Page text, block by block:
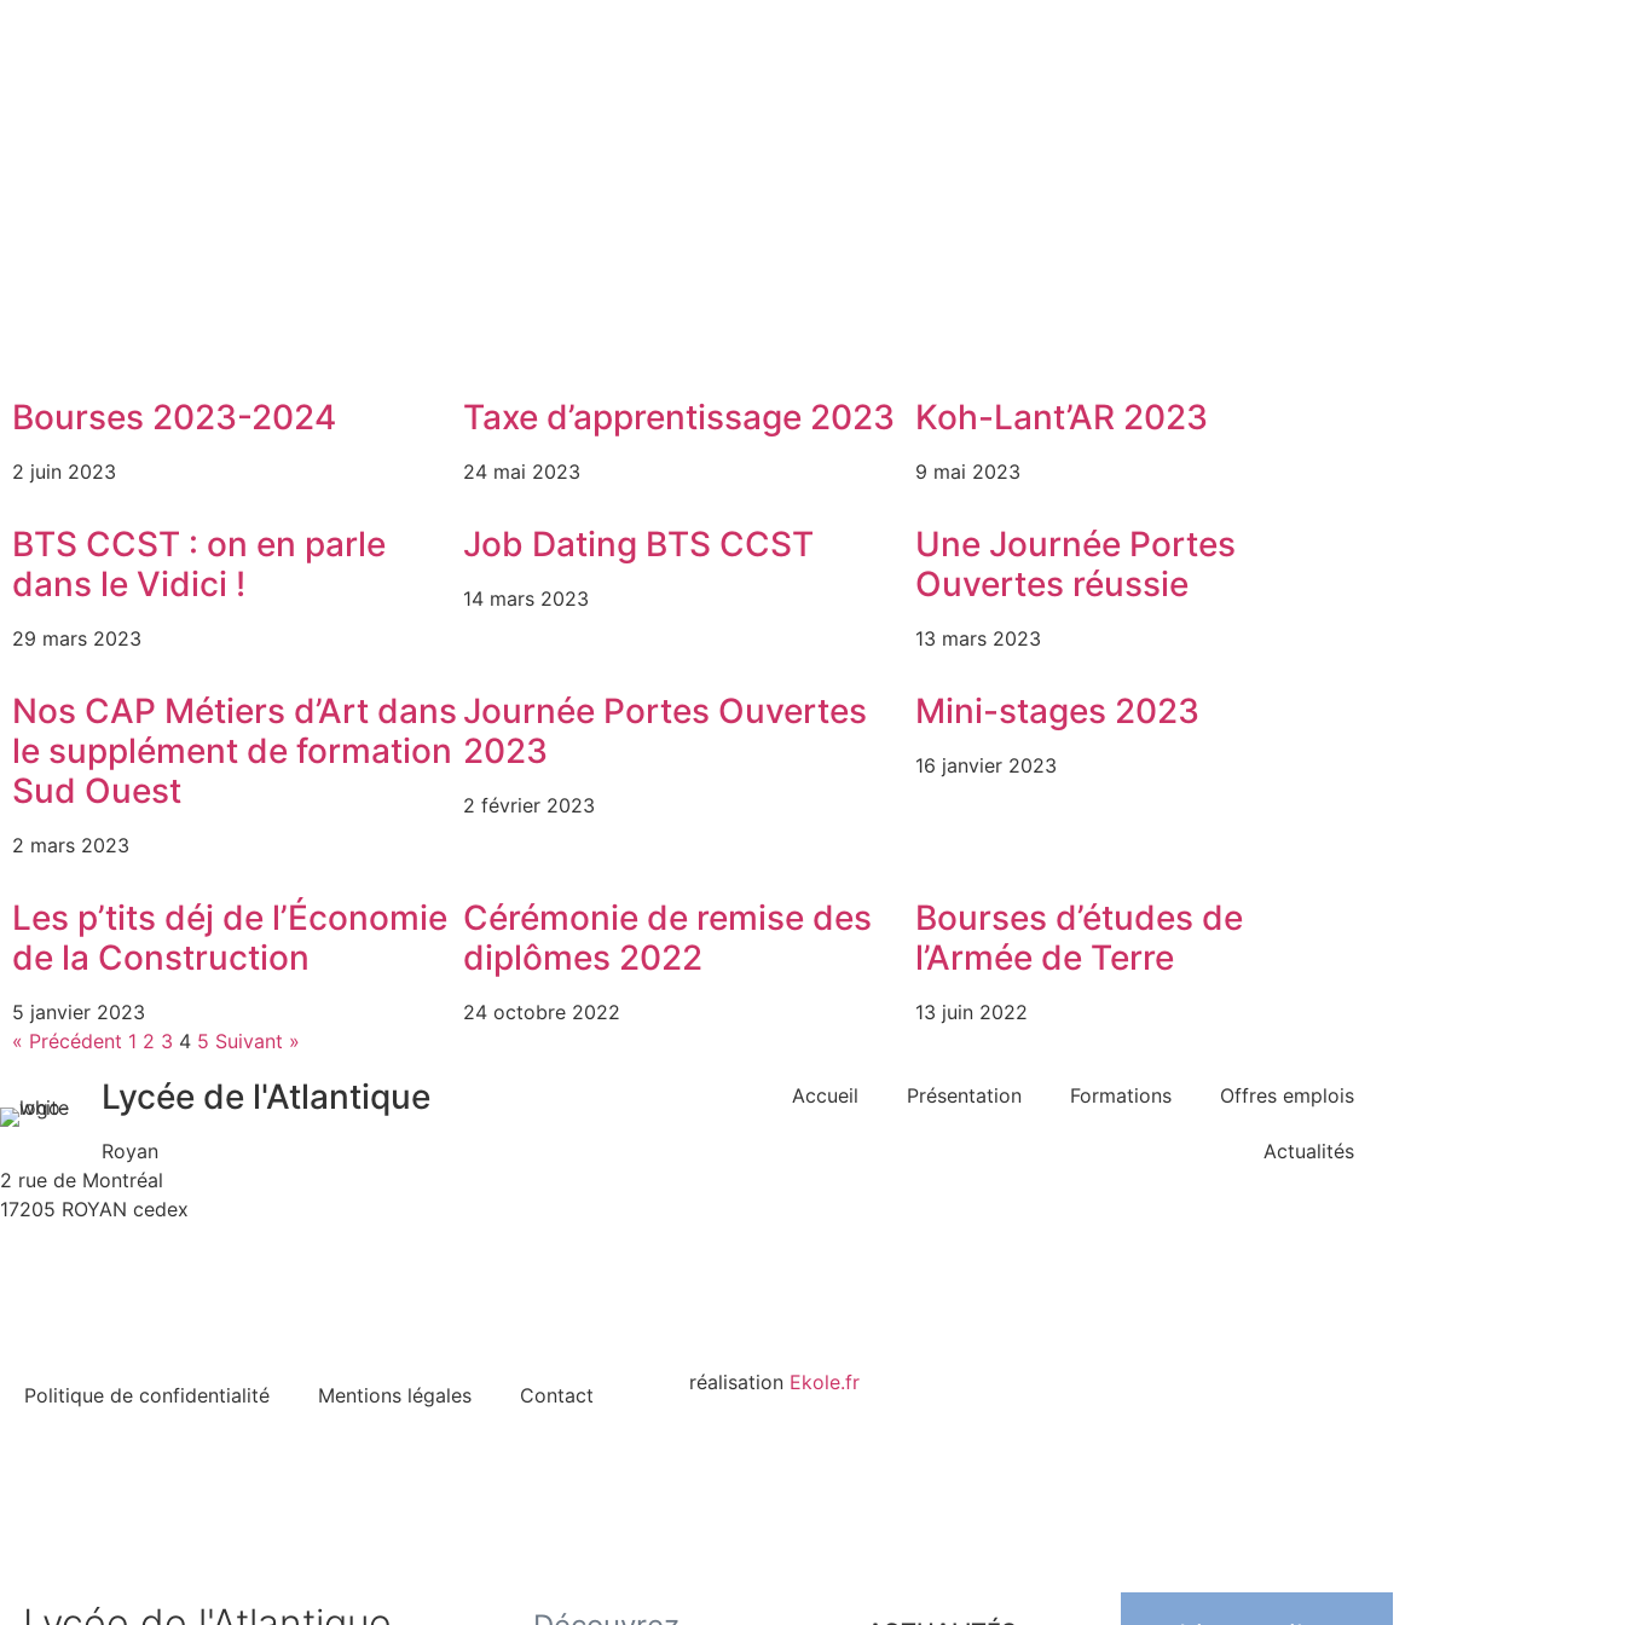
Bourses 2023-2024
2 juin 2023
Taxe d’apprentissage 2023
24 mai 2023
Koh-Lant’AR 2023
9 mai 2023
BTS CCST : on en parle
dans le Vidici !
29 mars 2023
Job Dating BTS CCST
14 mars 2023
Une Journée Portes
Ouvertes réussie
13 mars 2023
Nos CAP Métiers d’Art dans
le supplément de formation
Sud Ouest
2 mars 2023
Journée Portes Ouvertes
2023
2 février 2023
Mini-stages 2023
16 janvier 2023
Les p’tits déj de l’Économie
de la Construction
5 janvier 2023
Cérémonie de remise des
diplômes 2022
24 octobre 2022
Bourses d’études de
l’Armée de Terre
13 juin 2022
« Précédent 1 2 3 4 5 Suivant »
Lycée de l'Atlantique
Royan
2 rue de Montréal
17205 ROYAN cedex
Accueil Présentation Formations Offres emplois
Actualités
Politique de confidentialité Mentions légales Contact
réalisation Ekole.fr